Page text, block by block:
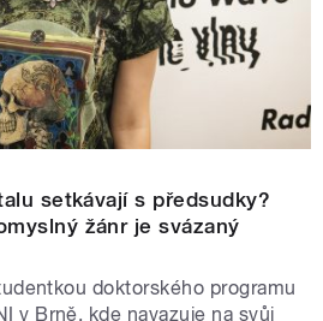
setkávají s předsudky?
žánr je svázaný
doktorského programu
v Brně, kde navazuje na svůj